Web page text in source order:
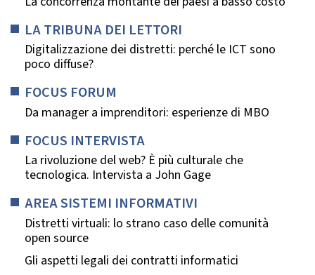
LA TRIBUNA DEI LETTORI
Digitalizzazione dei distretti: perché le ICT sono
poco diffuse?
FOCUS FORUM
Da manager a imprenditori: esperienze di MBO
FOCUS INTERVISTA
La rivoluzione del web? È più culturale che
tecnologica. Intervista a John Gage
AREA SISTEMI INFORMATIVI
Distretti virtuali: lo strano caso delle comunità
open source
Gli aspetti legali dei contratti informatici